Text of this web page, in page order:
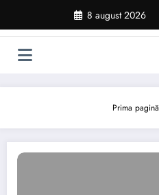
conținut
8 august 2026
Prima pagină